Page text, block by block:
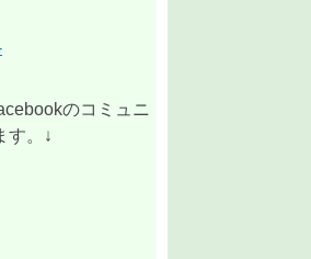
のコミュニ
す。↓